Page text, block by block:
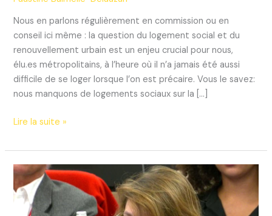
Nous en parlons régulièrement en commission ou en
conseil ici même : la question du logement social et du
renouvellement urbain est un enjeu crucial pour nous,
élu.es métropolitains, à l’heure où il n’a jamais été aussi
difficile de se loger lorsque l’on est précaire. Vous le savez:
nous manquons de logements sociaux sur la […]
Revoir
les
projets
de
renouvellement
urbain
Lire la suite »